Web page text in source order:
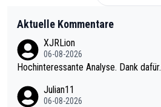
Aktuelle Kommentare
XJRLion
06-08-2026
Hochinteressante Analyse. Dank dafür.
Julian11
06-08-2026